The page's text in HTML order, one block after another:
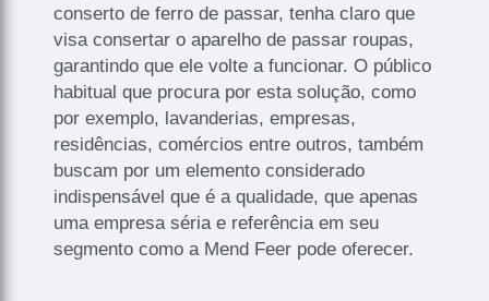
conserto de ferro de passar, tenha claro que
visa consertar o aparelho de passar roupas,
garantindo que ele volte a funcionar. O público
habitual que procura por esta solução, como
por exemplo, lavanderias, empresas,
residências, comércios entre outros, também
buscam por um elemento considerado
indispensável que é a qualidade, que apenas
uma empresa séria e referência em seu
segmento como a Mend Feer pode oferecer.